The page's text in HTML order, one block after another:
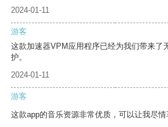
2024-01-11
游客
这款加速器VPM应用程序已经为我们带来了
护。
2024-01-11
游客
这款app的音乐资源非常优质，可以让我尽情